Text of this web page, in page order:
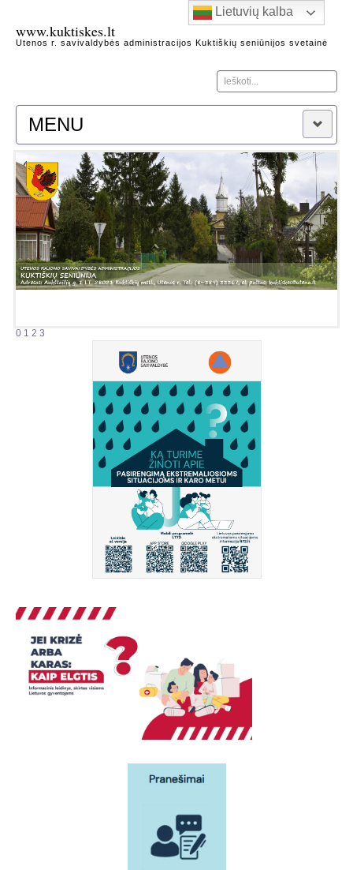
www.kuktiskes.lt
Utenos r. savivaldybės administracijos Kuktiškių seniūnijos svetainė
Ieškoti...
MENU
Naujienos
Apie seniūniją
Kontaktai
Heraldika
Kuktiškių seniūnijos garbės piliečiai
Kuktiškių kraštas
Architektūros, gamtos, istorijos paminklai
Žymūs Kuktiškių krašto žmonės
Kuktiškių istorijos fragmentai
0 1 2 3
Lietuvių kalba